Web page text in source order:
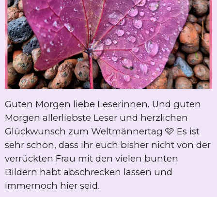
Guten Morgen liebe Leserinnen. Und guten
Morgen allerliebste Leser und herzlichen
Glückwunsch zum Weltmännertag 🩷 Es ist
sehr schön, dass ihr euch bisher nicht von der
verrückten Frau mit den vielen bunten
Bildern habt abschrecken lassen und
immernoch hier seid.